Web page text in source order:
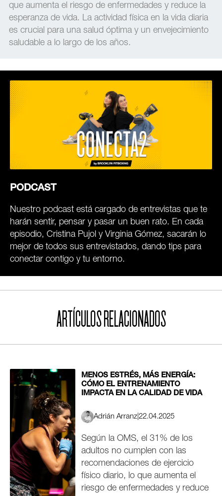
que aumenta el riesgo de enfermedades y reduce la
esperanza de vida. La actividad física en la vida diaria
es crucial para una salud óptima y un envejecimiento
saludable a lo largo de los años.
PODCAST
Nuestro podcast está cargado de entrevistas que te
harán sentir, pensar y pasar un buen rato. En cada
episodio, Cristina Pujol y Virginia Gómez, sacarán lo
mejor de todos sus entrevistados, dando tips para
conectar contigo y tu entorno.
ARTÍCULOS RELACIONADOS
MENOS ESTRÉS, MÁS ENERGÍA:
CÓMO EL ENTRENAMIENTO
IMPACTA EN LA CALIDAD DE VIDA
Adrián Arranz 22.04.2025
Según la OMS, el 31% de los
adultos no cumplen con las
recomendaciones de ejercicio
físico diario, lo que aumenta el
riesgo de enfermedades y reduce